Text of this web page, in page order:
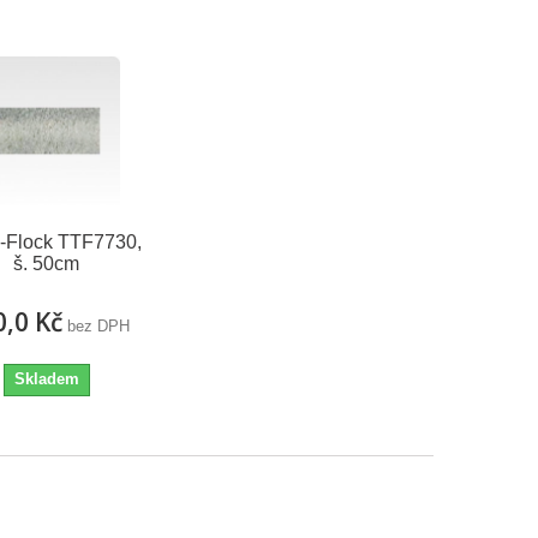
Flock TTF7730,
š. 50cm
Kčbez DPH
Skladem